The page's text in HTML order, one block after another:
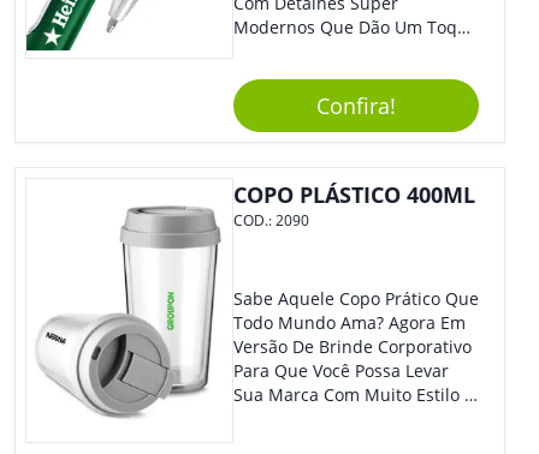
Modernos Que Dão Um Toque
Confira!
COPO PLÁSTICO 400ML
COD.:2090
Sabe Aquele Copo Prático Que
Todo Mundo Ama? Agora Em
Versão De Brinde Corporativo
Para Que Você Possa Levar
Sua Marca Com Muito Estilo E